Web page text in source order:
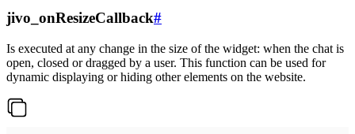
jivo_onResizeCallback#
Is executed at any change in the size of the widget: when the chat is
open, closed or dragged by a user. This function can be used for
dynamic displaying or hiding other elements on the website.